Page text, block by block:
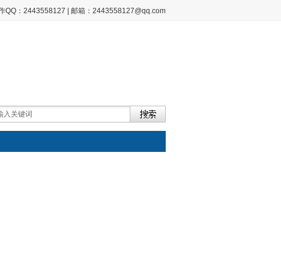
QQ：2443558127 | 邮箱：2443558127@qq.com